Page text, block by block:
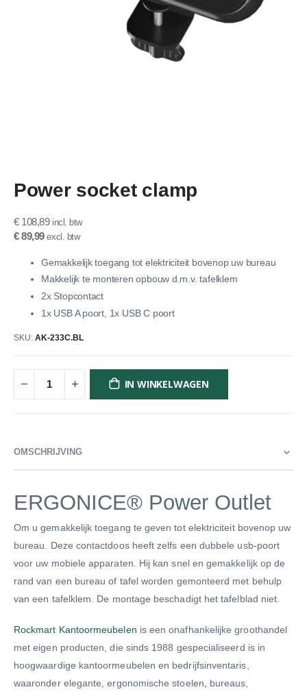
naar
het
van
de
afbeeldingen-
Power socket clamp
€ 108,89
€ 89,99
Gemakkelijk toegang tot elektriciteit bovenop uw bureau
Makkelijk te monteren opbouw d.m.v. tafelklem
2x Stopcontact
1x USB A poort, 1x USB C poort
SKU AK-233C.BL
IN WINKELWAGEN
OMSCHRIJVING
ERGONICE® Power Outlet
Om u gemakkelijk toegang te geven tot elektriciteit bovenop uw
bureau. Deze contactdoos heeft zelfs een dubbele usb-poort
voor uw mobiele apparaten. Hij kan snel en gemakkelijk op de
rand van een bureau of tafel worden gemonteerd met behulp
van een tafelklem. De montage beschadigt het tafelblad niet.
Rockmart Kantoormeubelen is een onafhankelijke groothandel
met eigen producten, die sinds 1988 gespecialiseerd is in
hoogwaardige kantoormeubelen en bedrijfsinventaris,
waaronder elegante, ergonomische stoelen
bureaus,